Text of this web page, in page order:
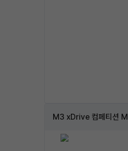
M3 xDrive 컴페티션 M